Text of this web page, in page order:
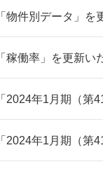
「物件別データ」を
「稼働率」を更新い
「2024年1月期（第
「2024年1月期（第